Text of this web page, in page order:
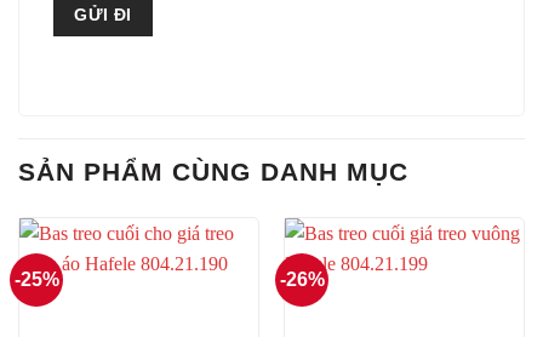
SẢN PHẨM CÙNG DANH MỤC
-25% -26%